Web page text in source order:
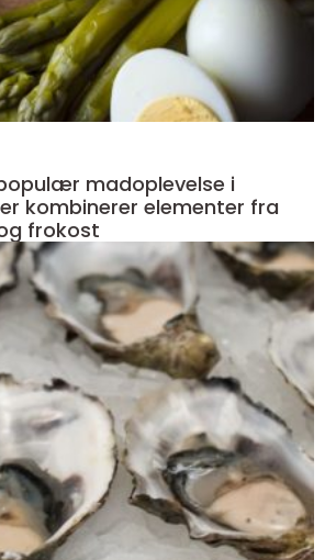
madoplevelse i
kombinerer elementer fra
frokost